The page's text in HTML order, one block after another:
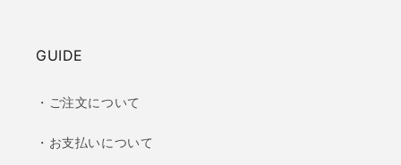
GUIDE
・ご注文について
・お支払いについて